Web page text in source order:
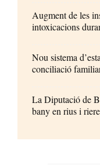
Augment de les
intoxicacions
Nou sistema
conciliació
La Diputació de
bany en rius i